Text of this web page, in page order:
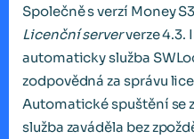
Společně s verzí Money
Licenční serververze 4.3.
automaticky služba
zodpovědná za správu
Automatické spuštění se
služba zaváděla bez